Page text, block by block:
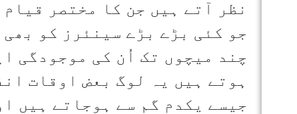
نظر آتے ہیں جن کا مختصر
جو کئی بڑے بڑے سینئرز کو
چند میچوں تک اُن کی موجودگی
ہوتے ہیں یہ لوگ بعض اوقات
جیسے یکدم گم سے ہوجاتے ہیں